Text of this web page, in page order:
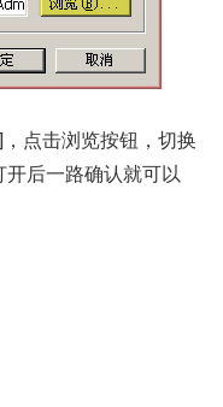
点击浏览按钮，切换
后一路确认就可以